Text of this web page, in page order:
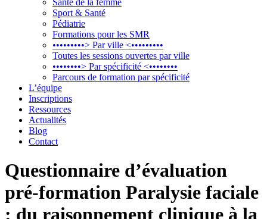
Santé de la femme
Sport & Santé
Pédiatrie
Formations pour les SMR
•••••••••> Par ville <•••••••••
Toutes les sessions ouvertes par ville
••••••••> Par spécificité <••••••••
Parcours de formation par spécificité
L’équipe
Inscriptions
Ressources
Actualités
Blog
Contact
Questionnaire d’évaluation
pré-formation Paralysie faciale
: du raisonnement clinique à la